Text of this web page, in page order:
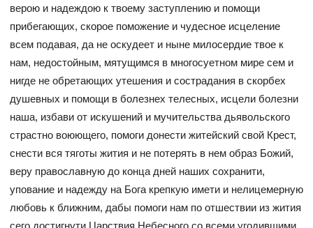
верою и надеждою к твоему заступлению и помощи
прибегающих, скорое поможение и чудесное исцеление
всем подавая, да не оскудеет и ныне милосердие твое к
нам, недостойным, мятущимся в многосуетном мире сем и
нигде не обретающих утешения и сострадания в скорбех
душевных и помощи в болезнех телесных, исцели болезни
наша, избави от искушений и мучительства дьявольского
страстно воюющего, помоги донести житейский свой Крест,
снести вся тяготы жития и не потерять в нем образ Божий,
веру православную до конца дней наших сохранити,
упование и надежду на Бога крепкую имети и нелицемерную
любовь к ближним, дабы помоги нам по отшествии из жития